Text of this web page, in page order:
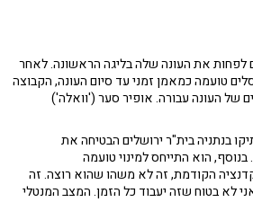
לפחות את העונה שלה בליגה הראשונה. לאחר
סלים טועמה כמאמן זמני עד סיום העונה, הקבוצה
של העונה עבורה. אופיר סער ('וואלה')
בנתניה בית"ר ירושלים הבטיחה את
הוא התייחס למינוי טועמה
הקודמת, זה לא משהו שהוא רוצה. זה
לא בטוח שזה יעבוד כל הזמן. המצב המנטלי